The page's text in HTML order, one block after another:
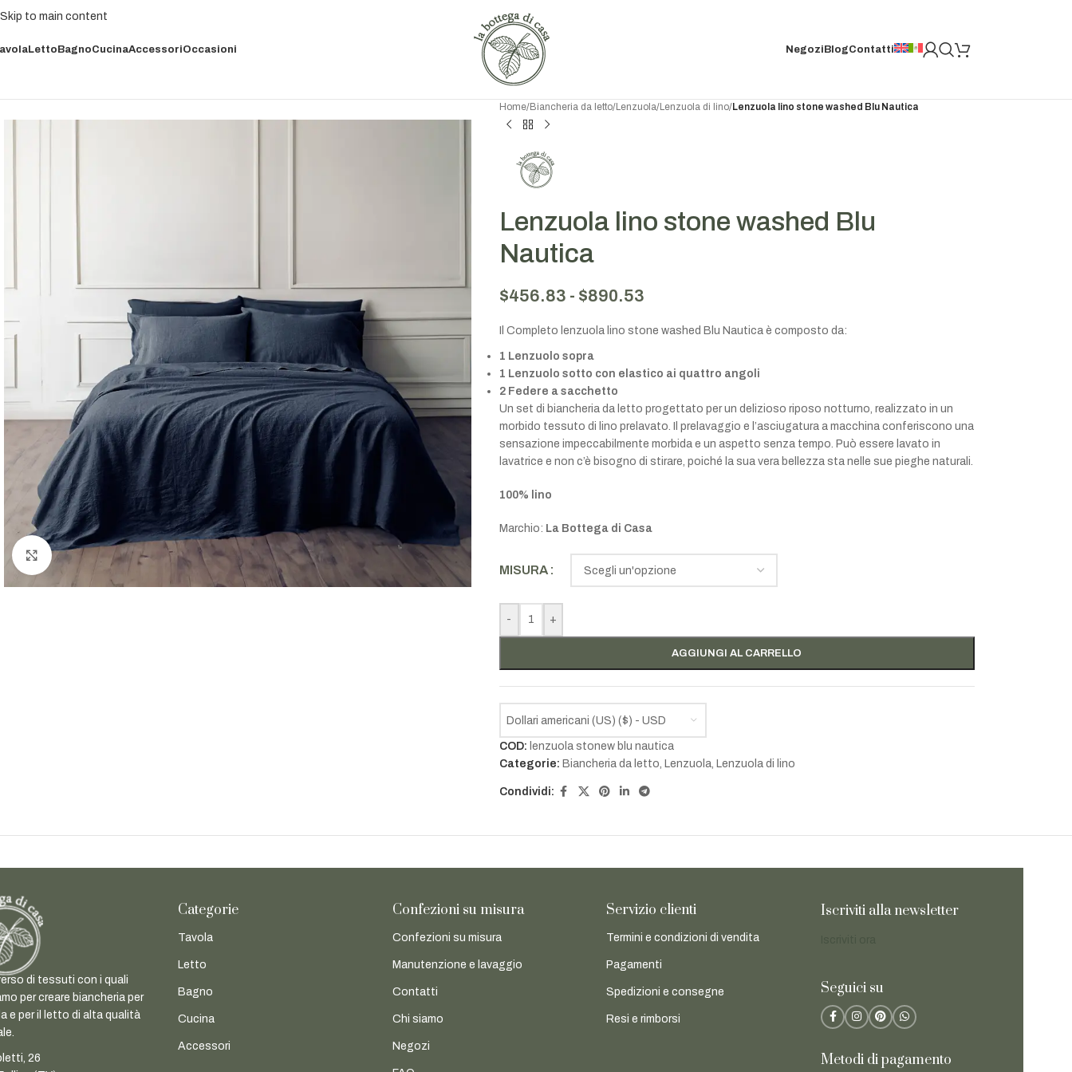
Skip to main content
LettoBagnoCucinaAccessoriOccasioni Negozi BlogContatti
Click to enlarge
Home/Biancheria da letto/Lenzuola/Lenzuola di lino/Lenzuola lino stone washed Blu Nautica
Lenzuola lino stone washed Blu
Nautica
$456.83 - $890.53
Il Completo lenzuola lino stone washed Blu Nautica è composto da:
1 Lenzuolo sopra
1 Lenzuolo sotto con elastico ai quattro angoli
2 Federe a sacchetto
Un set di biancheria da letto progettato per un delizioso riposo notturno, realizzato in un
morbido tessuto di lino prelavato. Il prelavaggio e l’asciugatura a macchina conferiscono una
sensazione impeccabilmente morbida e un aspetto senza tempo. Può essere lavato in
lavatrice e non c’è bisogno di stirare, poiché la sua vera bellezza sta nelle sue pieghe naturali.
100% lino
Marchio: La Bottega di Casa
MISURA
- +
AGGIUNGI AL CARRELLO
Dollari americani (US) ($) - USD
COD: lenzuola stonew blu nautica
Categorie: Biancheria da letto, Lenzuola, Lenzuola di lino
Condividi:
di tessuti con i quali
per creare biancheria per
e per il letto di alta qualità
26
Categorie
Tavola
Letto
Bagno
Cucina
Accessori
Confezioni su misura
Confezioni su misura
Manutenzione e lavaggio
Contatti
Chi siamo
Negozi
Servizio clienti
Termini e condizioni di vendita
Pagamenti
Spedizioni e consegne
Resi e rimborsi
Iscriviti alla newsletter
Seguici su
Metodi di pagamento